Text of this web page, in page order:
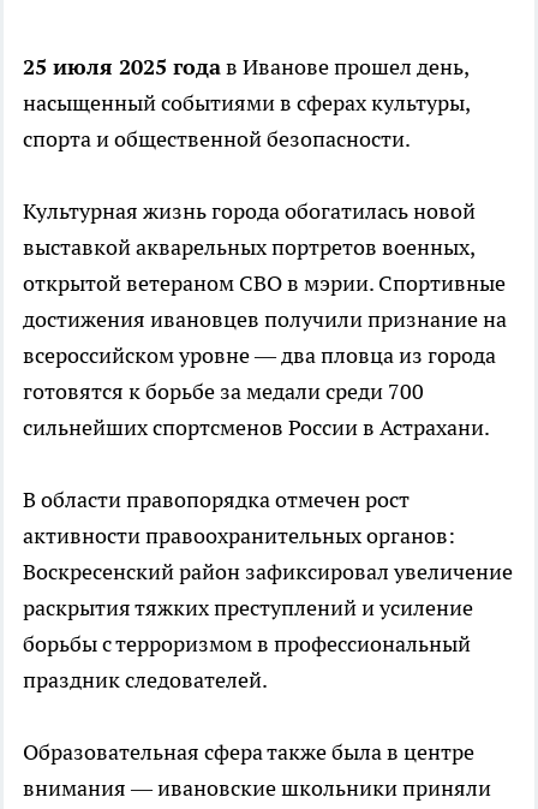
25 июля 2025 годав Иванове прошел день,
насыщенный событиями в сферах культуры,
спорта и общественной безопасности.
Культурная жизнь города обогатилась новой
выставкой акварельных портретов военных,
открытой ветераном СВО в мэрии. Спортивные
достижения ивановцев получили признание на
всероссийском уровне — два пловца из города
готовятся к борьбе за медали среди 700
сильнейших спортсменов России в Астрахани.
В области правопорядка отмечен рост
активности правоохранительных органов:
Воскресенский район зафиксировал увеличение
раскрытия тяжких преступлений и усиление
борьбы с терроризмом в профессиональный
праздник следователей.
Образовательная сфера также была в центре
внимания — ивановские школьники приняли